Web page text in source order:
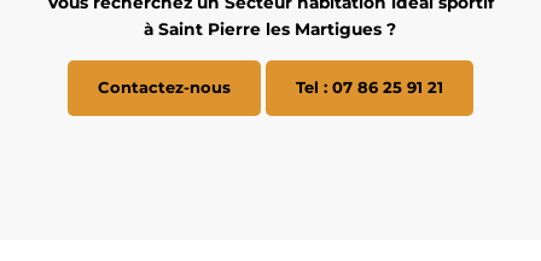
à Saint Pierre les Martigues ?
Contactez-nous Tel : 07 86 25 91 21